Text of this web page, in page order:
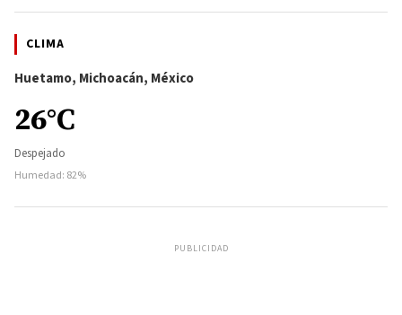
CLIMA
Huetamo, Michoacán, México
26°C
Despejado
Humedad: 82%
PUBLICIDAD